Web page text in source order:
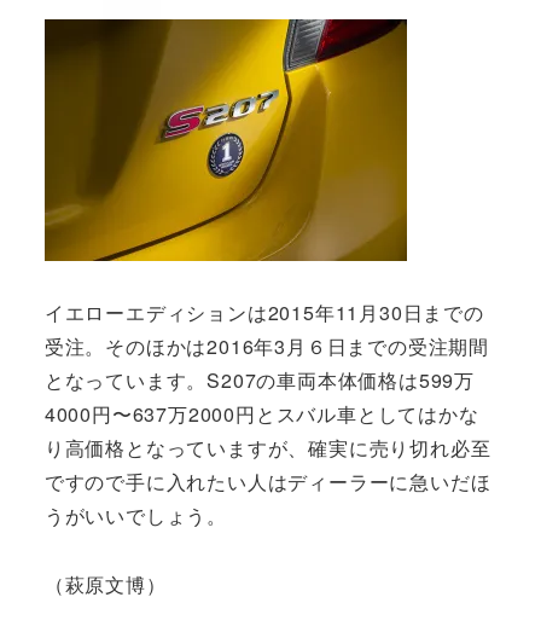
イエローエディションは2015年11月30日までの
受注。そのほかは2016年3月６日までの受注期間
となっています。S207の車両本体価格は599万
4000円〜637万2000円とスバル車としてはかな
り高価格となっていますが、確実に売り切れ必至
ですので手に入れたい人はディーラーに急いだほ
うがいいでしょう。
（萩原文博）